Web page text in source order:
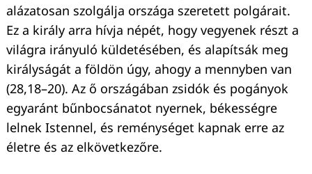
alázatosan szolgálja országa szeretett polgárait.
Ez a király arra hívja népét, hogy vegyenek részt a
világra irányuló küldetésében, és alapítsák meg
királyságát a földön úgy, ahogy a mennyben van
(28,18–20). Az ő országában zsidók és pogányok
egyaránt bűnbocsánatot nyernek, békességre
lelnek Istennel, és reménységet kapnak erre az
életre és az elkövetkezőre.